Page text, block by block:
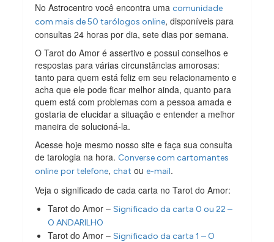
No Astrocentro você encontra umacomunidade
com mais de 50 tarólogos online, disponíveis para
consultas 24 horas por dia, sete dias por semana.
O Tarot do Amor é assertivo e possui conselhos e
respostas para várias circunstâncias amorosas:
tanto para quem está feliz em seu relacionamento e
acha que ele pode ficar melhor ainda, quanto para
quem está com problemas com a pessoa amada e
gostaria de elucidar a situação e entender a melhor
maneira de solucioná-la.
Acesse hoje mesmo nosso site e faça sua consulta
de tarologia na hora. Converse com cartomantes
online por telefone,chat oue-mail.
Veja o significado de cada carta no Tarot do Amor:
Tarot do Amor –Significado da carta 0 ou 22 –
O ANDARILHO
Tarot do Amor –Significado da carta 1 – O